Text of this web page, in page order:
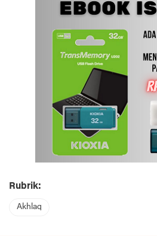
Rubrik:
Akhlaq